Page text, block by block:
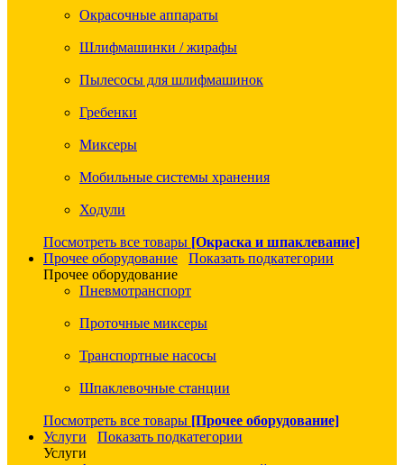
Окрасочные аппараты
Шлифмашинки / жирафы
Пылесосы для шлифмашинок
Гребенки
Миксеры
Мобильные системы хранения
Ходули
Посмотреть все товары [Окраска и шпаклевание]
Прочее оборудование
Показать подкатегории
Прочее оборудование
Пневмотранспорт
Проточные миксеры
Транспортные насосы
Шпаклевочные станции
Посмотреть все товары [Прочее оборудование]
Услуги
Показать подкатегории
Услуги